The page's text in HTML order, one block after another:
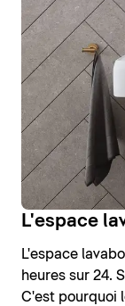
L'espace
L'espace
heures sur 24.
C'est pourquoi